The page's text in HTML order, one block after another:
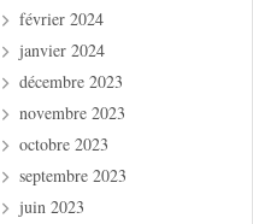
février 2024
janvier 2024
décembre 2023
novembre 2023
octobre 2023
septembre 2023
juin 2023